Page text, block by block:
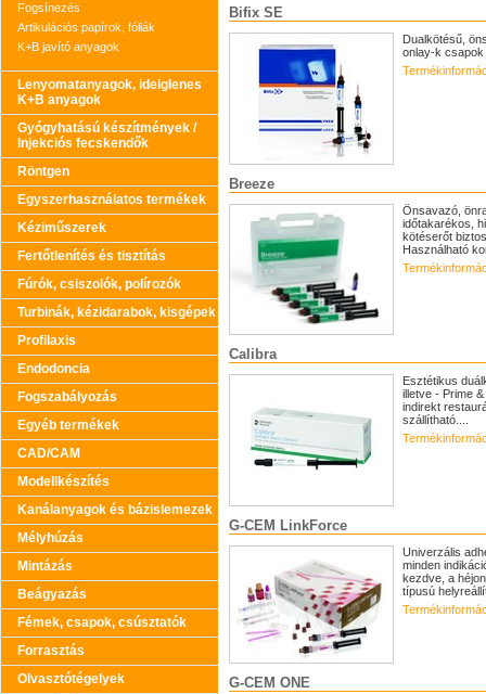
Fogsínezés
Artikulációs papírok, fóliák
K+B javító anyagok
Lenyomatanyagok, ideiglenes
K+B anyagok
Gyógyhatású készítmények /
Injekciós fecskendők
Röntgen
Egyszerhasználatos termékek
Kéziműszerek
Fertőtlenítés és tisztítás
Fúrók, csiszolók, polírozók
Turbinák, kézidarabok, kisgépek
Profilaxis
Endodoncia
Fogszabályozás
Egyéb termékek
CAD/CAM
Modellkészítés
Kanálanyagok és bázislemezek
Mélyhúzás
Mintázás
Beágyazás
Fémek, csapok, csúsztatók
Forrasztás
Olvasztótégelyek
Bifix SE
Dualkötésű,
onlay-k
Breeze
Önsavazó,
időtakarékos,
kötéserőt
Használható
Calibra
Esztétikus
illetve - Prime
indirekt
szállítható....
G-CEM LinkForce
Univerzális
minden
kezdve, a
típusú
G-CEM ONE